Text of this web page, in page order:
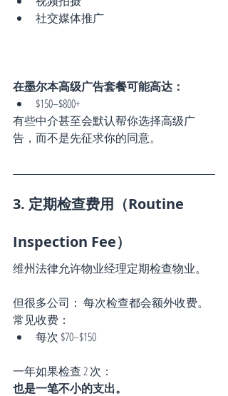
社交媒体推广
在墨尔本高级广告套餐可能高达：
$150–$800+
有些中介甚至会默认帮你选择高级广
告，而不是先征求你的同意。
3. 定期检查费用（Routine
Inspection Fee）
维州法律允许物业经理定期检查物业。
但很多公司： 每次检查都会额外收费。
常见收费：
每次 $70–$150
一年如果检查 2 次：
也是一笔不小的支出。